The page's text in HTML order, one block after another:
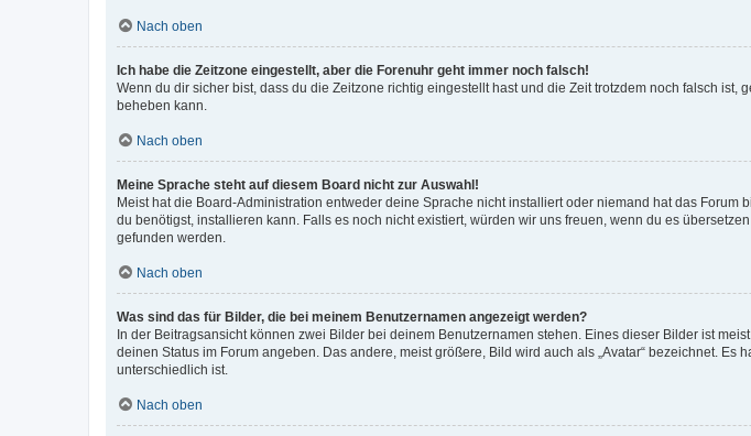
Nach oben
Ich habe die Zeitzone eingestellt, aber die Forenuhr geht immer noch falsch!
Wenn du dir sicher bist, dass du die Zeitzone richtig eingestellt hast und die Zeit trotzdem noch falsch
beheben kann.
Nach oben
Meine Sprache steht auf diesem Board nicht zur Auswahl!
Meist hat die Board-Administration entweder deine Sprache nicht installiert oder niemand hat das
du benötigst, installieren kann. Falls es noch nicht existiert, würden wir uns freuen, wenn du es
gefunden werden.
Nach oben
Was sind das für Bilder, die bei meinem Benutzernamen angezeigt werden?
In der Beitragsansicht können zwei Bilder bei deinem Benutzernamen stehen. Eines dieser Bilder ist
deinen Status im Forum angeben. Das andere, meist größere, Bild wird auch als „Avatar“ bezeichnet.
unterschiedlich ist.
Nach oben